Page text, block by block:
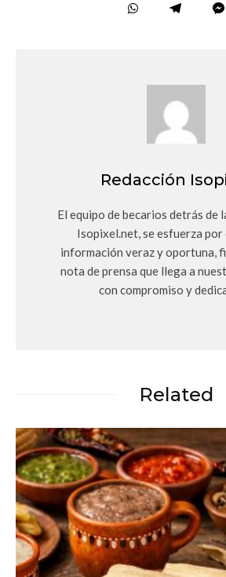
Redacción
El equipo de becarios detrás de
Isopixel.net, se esfuerza
información veraz y oportuna,
nota de prensa que llega a
con compromiso y
Related